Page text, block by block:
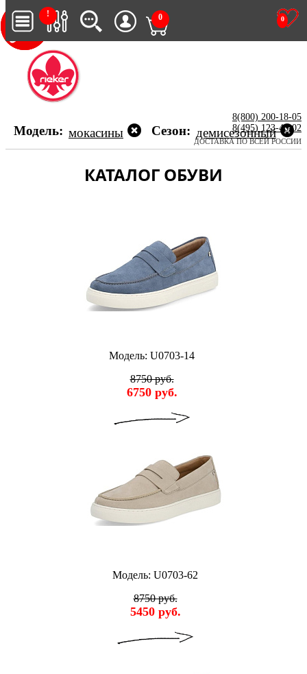
!
0
0
8(800) 200-18-05
8(495) 123-46-02
ДОСТАВКА ПО ВСЕЙ РОССИИ
Модель: мокасины Сезон: демисезонный
КАТАЛОГ ОБУВИ
Модель: U0703-14
8750 руб.
6750 руб.
Модель: U0703-62
8750 руб.
5450 руб.